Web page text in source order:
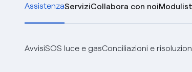
AssistenzaServiziCollabora con noi
AvvisiSOS luce e gasConciliazioni e